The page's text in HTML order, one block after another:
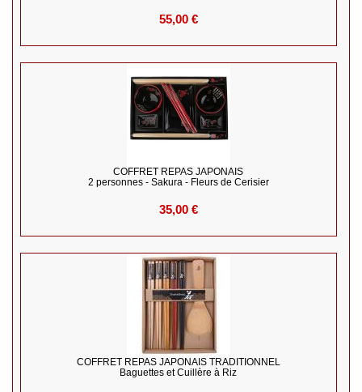
55,00 €
COFFRET REPAS JAPONAIS
2 personnes - Sakura - Fleurs de Cerisier
35,00 €
COFFRET REPAS JAPONAIS TRADITIONNEL
Baguettes et Cuillère à Riz